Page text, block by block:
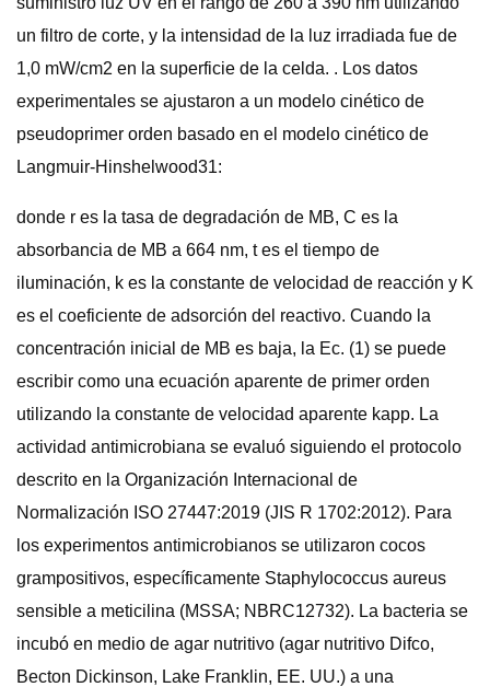
un filtro de corte, y la intensidad de la luz irradiada fue de
1,0 mW/cm2 en la superficie de la celda. . Los datos
experimentales se ajustaron a un modelo cinético de
pseudoprimer orden basado en el modelo cinético de
Langmuir-Hinshelwood31:
donde r es la tasa de degradación de MB, C es la
absorbancia de MB a 664 nm, t es el tiempo de
iluminación, k es la constante de velocidad de reacción y K
es el coeficiente de adsorción del reactivo. Cuando la
concentración inicial de MB es baja, la Ec. (1) se puede
escribir como una ecuación aparente de primer orden
utilizando la constante de velocidad aparente kapp. La
actividad antimicrobiana se evaluó siguiendo el protocolo
descrito en la Organización Internacional de
Normalización ISO 27447:2019 (JIS R 1702:2012). Para
los experimentos antimicrobianos se utilizaron cocos
grampositivos, específicamente Staphylococcus aureus
sensible a meticilina (MSSA; NBRC12732). La bacteria se
incubó en medio de agar nutritivo (agar nutritivo Difco,
Becton Dickinson, Lake Franklin, EE. UU.) a una